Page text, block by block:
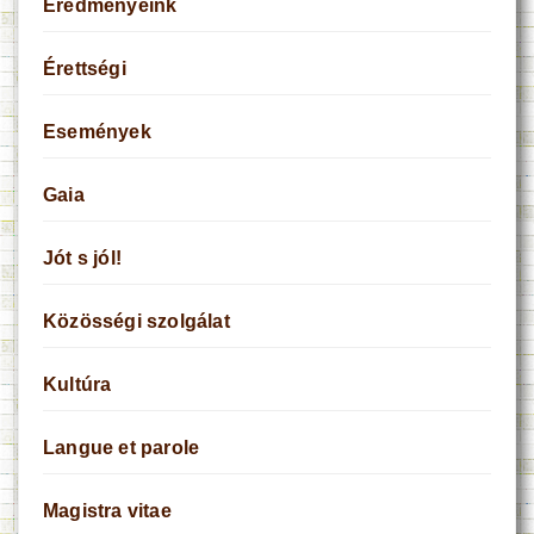
Eredményeink
Érettségi
Események
Gaia
Jót s jól!
Közösségi szolgálat
Kultúra
Langue et parole
Magistra vitae